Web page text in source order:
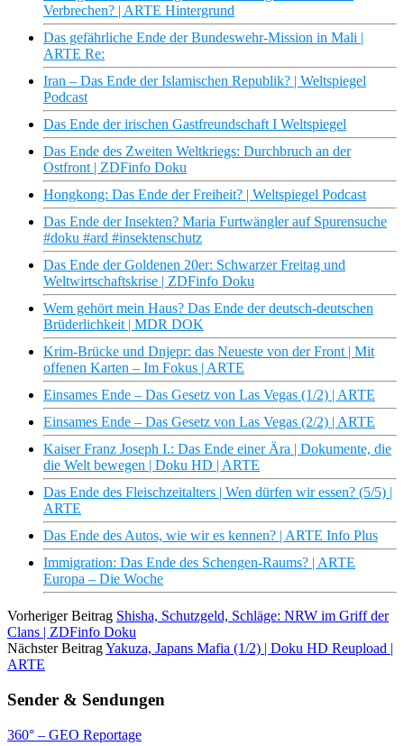
Verbrechen? | ARTE Hintergrund
Das gefährliche Ende der Bundeswehr-Mission in Mali |
ARTE Re:
Iran – Das Ende der Islamischen Republik? | Weltspiegel
Podcast
Das Ende der irischen Gastfreundschaft I Weltspiegel
Das Ende des Zweiten Weltkriegs: Durchbruch an der
Ostfront | ZDFinfo Doku
Hongkong: Das Ende der Freiheit? | Weltspiegel Podcast
Das Ende der Insekten? Maria Furtwängler auf Spurensuche
#doku #ard #insektenschutz
Das Ende der Goldenen 20er: Schwarzer Freitag und
Weltwirtschaftskrise | ZDFinfo Doku
Wem gehört mein Haus? Das Ende der deutsch-deutschen
Brüderlichkeit | MDR DOK
Krim-Brücke und Dnjepr: das Neueste von der Front | Mit
offenen Karten – Im Fokus | ARTE
Einsames Ende – Das Gesetz von Las Vegas (1/2) | ARTE
Einsames Ende – Das Gesetz von Las Vegas (2/2) | ARTE
Kaiser Franz Joseph I.: Das Ende einer Ära | Dokumente, die
die Welt bewegen | Doku HD | ARTE
Das Ende des Fleischzeitalters | Wen dürfen wir essen? (5/5) |
ARTE
Das Ende des Autos, wie wir es kennen? | ARTE Info Plus
Immigration: Das Ende des Schengen-Raums? | ARTE
Europa – Die Woche
Vorheriger Beitrag Shisha, Schutzgeld, Schläge: NRW im Griff der
Clans | ZDFinfo Doku
Nächster BeitragYakuza, Japans Mafia (1/2) | Doku HD Reupload |
ARTE
Sender & Sendungen
360° – GEO Reportage